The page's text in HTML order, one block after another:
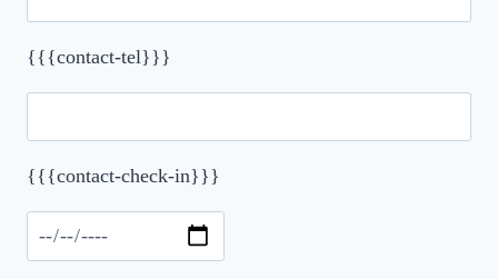
{{{contact-tel}}}
Please leave this field empty.
{{{contact-check-in}}}